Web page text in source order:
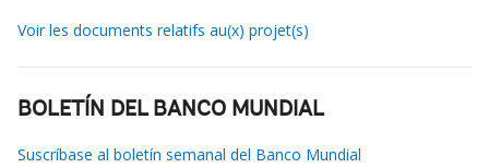
Voir les documents relatifs au(x) projet(s)
BOLETÍN DEL BANCO MUNDIAL
Suscríbase al boletín semanal del Banco Mundial